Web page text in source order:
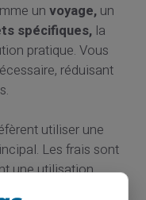
un voyage,un
spécifiques,la
pratique. Vous
réduisant
utiliser une
Les frais sont
une utilisation